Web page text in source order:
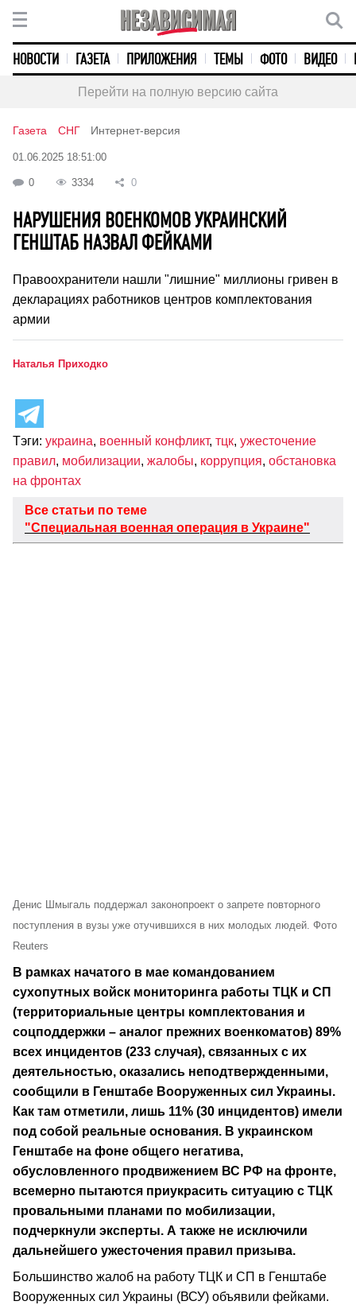
НОВОСТИ ГАЗЕТА ПРИЛОЖЕНИЯ ТЕМЫ ФОТО ВИДЕО
Перейти на полную версию сайта
Газета СНГ Интернет-версия
01.06.2025 18:51:00
0 3334 0
НАРУШЕНИЯ ВОЕНКОМОВ УКРАИНСКИЙ
ГЕНШТАБ НАЗВАЛ ФЕЙКАМИ
Правоохранители нашли "лишние" миллионы гривен в
декларациях работников центров комплектования
армии
Наталья Приходко
Тэги: украина, военный конфликт, тцк, ужесточение
правил, мобилизации, жалобы, коррупция, обстановка
на фронтах
Все статьи по теме
"Специальная военная операция в Украине"
Денис Шмыгаль поддержал законопроект о запрете повторного
поступления в вузы уже отучившихся в них молодых людей. Фото
Reuters
В рамках начатого в мае командованием
сухопутных войск мониторинга работы ТЦК и СП
(территориальные центры комплектования и
соцподдержки – аналог прежних военкоматов) 89%
всех инцидентов (233 случая), связанных с их
деятельностью, оказались неподтвержденными,
сообщили в Генштабе Вооруженных сил Украины.
Как там отметили, лишь 11% (30 инцидентов) имели
под собой реальные основания. В украинском
Генштабе на фоне общего негатива,
обусловленного продвижением ВС РФ на фронте,
всемерно пытаются приукрасить ситуацию с ТЦК
провальными планами по мобилизации,
подчеркнули эксперты. А также не исключили
дальнейшего ужесточения правил призыва.
Большинство жалоб на работу ТЦК и СП в Генштабе
Вооруженных сил Украины (ВСУ) объявили фейками.